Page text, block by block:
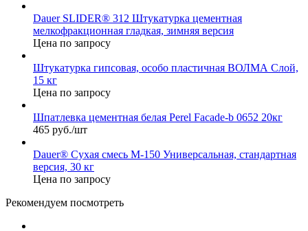
Dauer SLIDER® 312 Штукатурка цементная
мелкофракционная гладкая, зимняя версия
Цена по запросу
Штукатурка гипсовая, особо пластичная ВОЛМА Слой,
15 кг
Цена по запросу
Шпатлевка цементная белая Perel Facade-b 0652 20кг
465 руб./шт
Dauer® Сухая смесь М-150 Универсальная, стандартная
версия, 30 кг
Цена по запросу
Рекомендуем посмотреть